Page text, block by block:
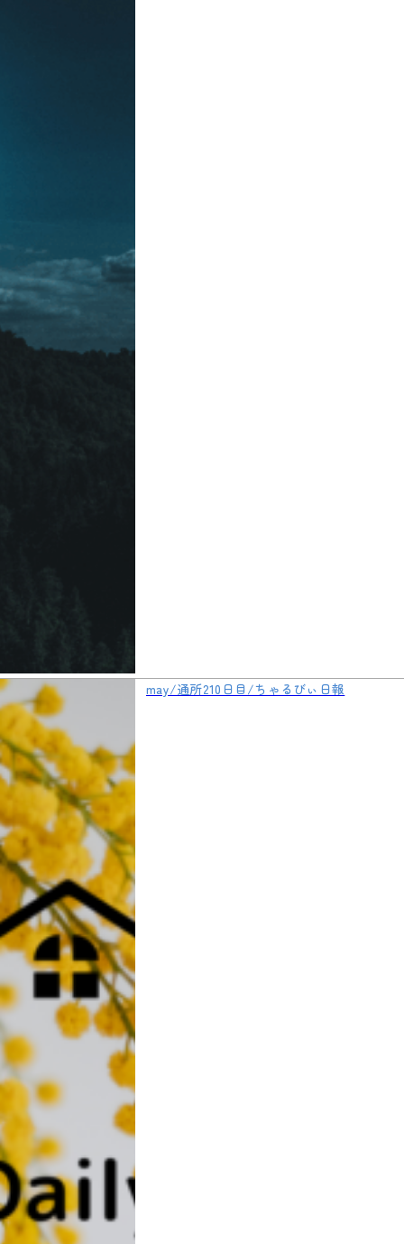
may/通所210日目/ちゃるびぃ日報